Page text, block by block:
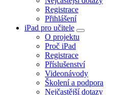
Registrace
Přihlášení
iPad pro učitele
O projektu
Proč iPad
Registrace
Příslušenství
Videonávody
Školení a podpora
Nejčastější dotazy